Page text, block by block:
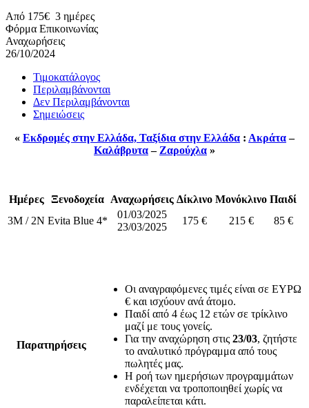
Από 175€ 3 ημέρες
26/10/2024
Τιμοκατάλογος
Περιλαμβάνονται
Δεν Περιλαμβάνονται
Σημειώσεις
« Εκδρομές στην Ελλάδα, Ταξίδια στην Ελλάδα : Ακράτα–
Καλάβρυτα– Ζαρούχλα »
Ημέρες Ξενοδοχεία Αναχωρήσεις Δίκλινο Μονόκλινο Παιδί
3M / 2N Evita Blue 4*
01/03/2025
23/03/2025
175 € 215 € 85 €
Παρατηρήσεις
Οι αναγραφόμενες τιμές είναι σε ΕΥΡΩ
€ και ισχύουν ανά άτομο.
Παιδί από 4 έως 12 ετών σε τρίκλινο
μαζί με τους γονείς.
Για την αναχώρηση στις 23/03, ζητήστε
το αναλυτικό πρόγραμμα από τους
πωλητές μας.
Η ροή των ημερήσιων προγραμμάτων
ενδέχεται να τροποποιηθεί χωρίς να
παραλείπεται κάτι.